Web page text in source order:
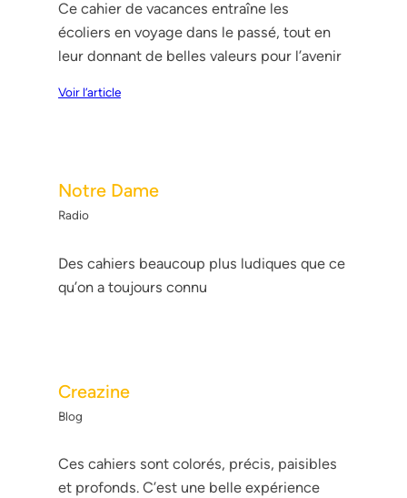
Ce cahier de vacances entraîne les
écoliers en voyage dans le passé, tout en
leur donnant de belles valeurs pour l’avenir
Voir l’article
Notre Dame
Radio
Des cahiers beaucoup plus ludiques que ce
qu’on a toujours connu
Creazine
Blog
Ces cahiers sont colorés, précis, paisibles
et profonds. C’est une belle expérience